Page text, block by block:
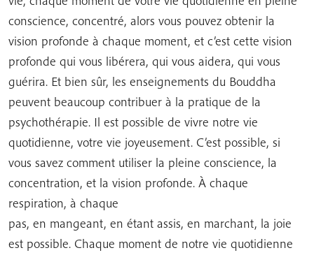
conscience, concentré, alors vous pouvez obtenir la
vision profonde à chaque moment, et c’est cette vision
profonde qui vous libérera, qui vous aidera, qui vous
guérira. Et bien sûr, les enseignements du Bouddha
peuvent beaucoup contribuer à la pratique de la
psychothérapie. Il est possible de vivre notre vie
quotidienne, votre vie joyeusement. C’est possible, si
vous savez comment utiliser la pleine conscience, la
concentration, et la vision profonde. À chaque
respiration, à chaque
pas, en mangeant, en étant assis, en marchant, la joie
est possible. Chaque moment de notre vie quotidienne